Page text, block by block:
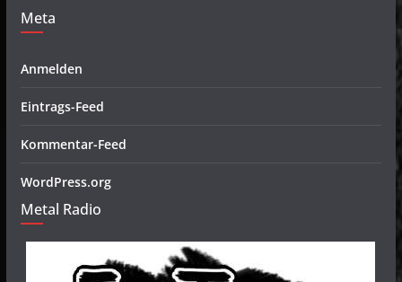
Meta
Anmelden
Eintrags-Feed
Kommentar-Feed
WordPress.org
Metal Radio